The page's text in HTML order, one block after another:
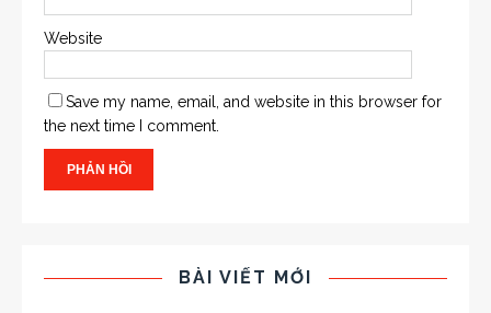
Website
Save my name, email, and website in this browser for
the next time I comment.
BÀI VIẾT MỚI